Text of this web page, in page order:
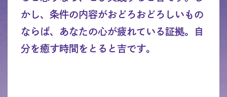
かし、条件の内容がおどろおどろしいもの
ならば、あなたの心が疲れている証拠。自
分を癒す時間をとると吉です。